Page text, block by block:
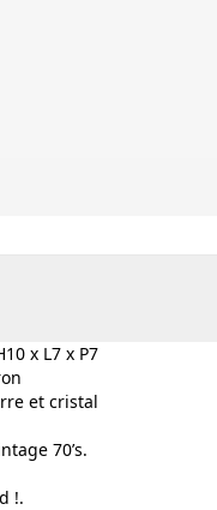
x L7 x P7
et cristal
70’s.
!.